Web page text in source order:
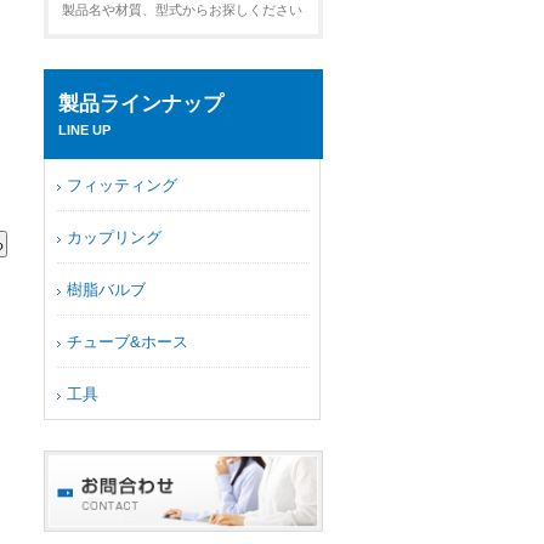
製品名や材質、型式からお探しください
製品ラインナップ
LINE UP
フィッティング
カップリング
樹脂バルブ
チューブ&ホース
工具